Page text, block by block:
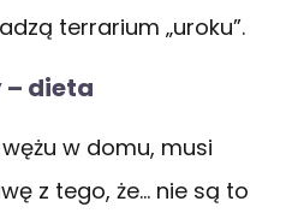
terrarium „uroku”.
– dieta
w domu, musi
z tego, że… nie są to